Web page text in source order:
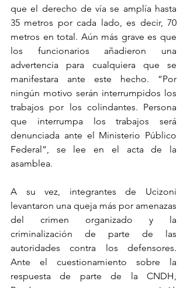
que el derecho de vía se amplía hasta
35 metros por cada lado, es decir, 70
metros en total. Aún más grave es que
los funcionarios añadieron una
advertencia para cualquiera que se
manifestara ante este hecho. “Por
ningún motivo serán interrumpidos los
trabajos por los colindantes. Persona
que interrumpa los trabajos será
denunciada ante el Ministerio Público
Federal”, se lee en el acta de la
asamblea.
A su vez, integrantes de Ucizoni
levantaron una queja más por amenazas
del crimen organizado y la
criminalización de parte de las
autoridades contra los defensores.
Ante el cuestionamiento sobre la
respuesta de parte de la CNDH,